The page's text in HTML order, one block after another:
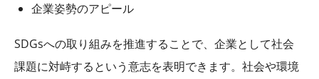
企業姿勢のアピール
SDGsへの取り組みを推進することで、企業として社会
課題に対峙するという意志を表明できます。社会や環境